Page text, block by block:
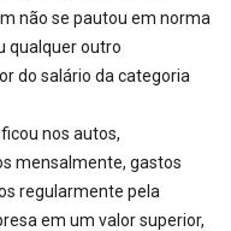
não se pautou em norma
qualquer outro
do salário da categoria
nos autos,
mensalmente, gastos
regularmente pela
em um valor superior,